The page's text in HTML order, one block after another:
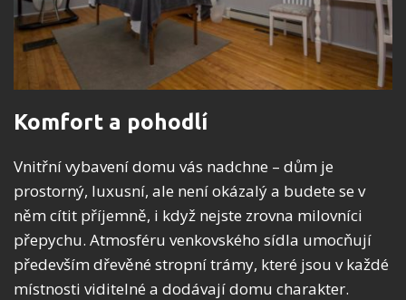
Komfort a pohodlí
Vnitřní vybavení domu vás nadchne – dům je
prostorný, luxusní, ale není okázalý a budete se v
něm cítit příjemně, i když nejste zrovna milovníci
přepychu. Atmosféru venkovského sídla umocňují
především dřevěné stropní trámy, které jsou v každé
místnosti viditelné a dodávají domu charakter.